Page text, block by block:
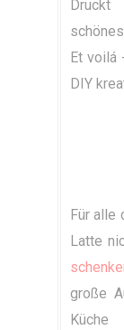
Et
DIY
Für alle
Latte
große